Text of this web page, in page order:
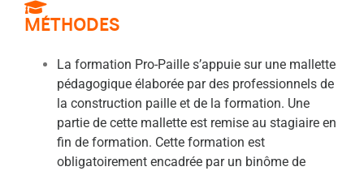
MÉTHODES
La formation Pro-Paille s’appuie sur une mallette
pédagogique élaborée par des professionnels de
la construction paille et de la formation. Une
partie de cette mallette est remise au stagiaire en
fin de formation. Cette formation est
obligatoirement encadrée par un binôme de